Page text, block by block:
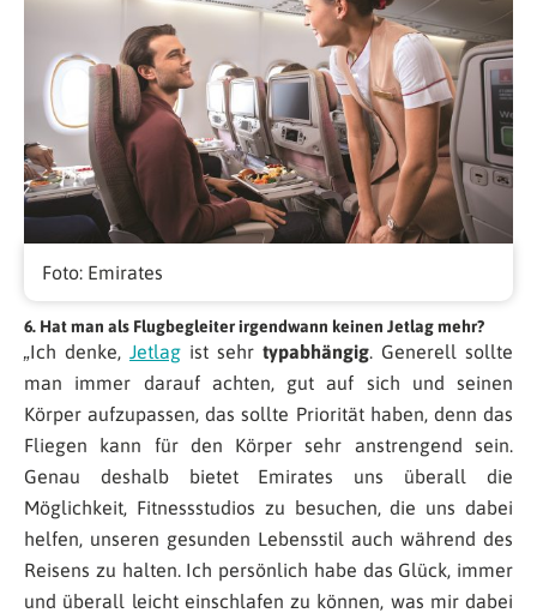
Foto: Emirates
6. Hat man als Flugbegleiter irgendwann keinen Jetlag mehr?
„Ich denke, Jetlag ist sehr typabhängig. Generell sollte
man immer darauf achten, gut auf sich und seinen
Körper aufzupassen, das sollte Priorität haben, denn das
Fliegen kann für den Körper sehr anstrengend sein.
Genau deshalb bietet Emirates uns überall die
Möglichkeit, Fitnessstudios zu besuchen, die uns dabei
helfen, unseren gesunden Lebensstil auch während des
Reisens zu halten. Ich persönlich habe das Glück, immer
und überall leicht einschlafen zu können, was mir dabei